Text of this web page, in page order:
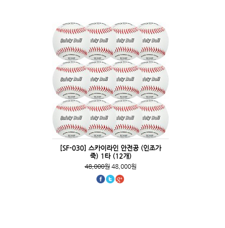
[SF-030] 스카이라인 안전공 (인조가
죽) 1타 (12개)
48,000원48,000원